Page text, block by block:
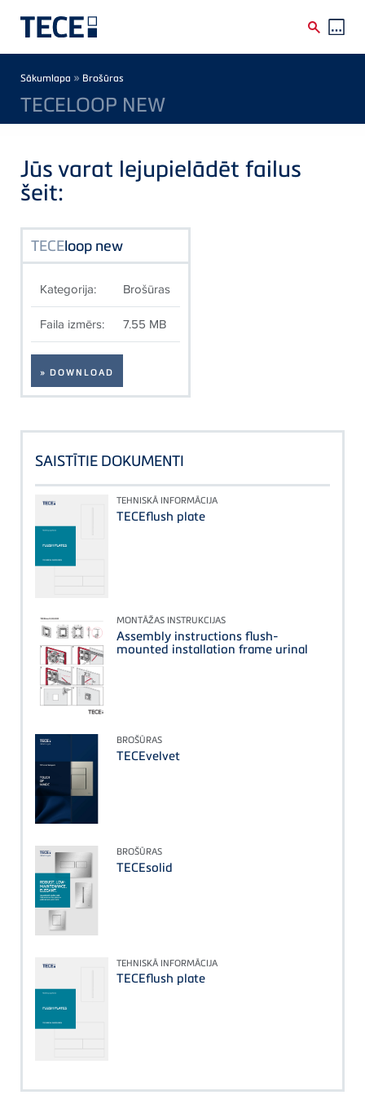
Breadcrumb
Sākumlapa » Brošūras
TECELOOP NEW
Jūs varat lejupielādēt failus
šeit:
TECEloop new
Kategorija: Brošūras
Faila izmērs: 7.55 MB
» DOWNLOAD
SAISTĪTIE DOKUMENTI
TEHNISKĀ INFORMĀCIJA
TECEflush plate
MONTĀŽAS INSTRUKCIJAS
Assembly instructions flush-
mounted installation frame urinal
BROŠŪRAS
TECEvelvet
BROŠŪRAS
TECEsolid
TEHNISKĀ INFORMĀCIJA
TECEflush plate